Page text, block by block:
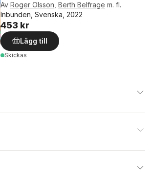
Av Roger Olsson Berth Belfrage m. fl.
Inbunden, Svenska, 2022
453 kr
Lägg till
Skickas